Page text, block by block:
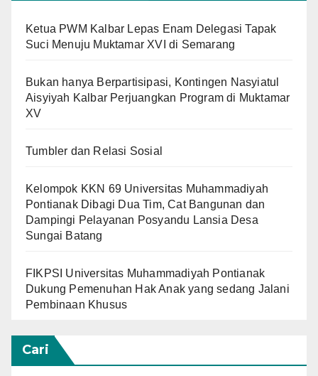
Ketua PWM Kalbar Lepas Enam Delegasi Tapak
Suci Menuju Muktamar XVI di Semarang
Bukan hanya Berpartisipasi, Kontingen Nasyiatul
Aisyiyah Kalbar Perjuangkan Program di Muktamar
XV
Tumbler dan Relasi Sosial
Kelompok KKN 69 Universitas Muhammadiyah
Pontianak Dibagi Dua Tim, Cat Bangunan dan
Dampingi Pelayanan Posyandu Lansia Desa
Sungai Batang
FIKPSI Universitas Muhammadiyah Pontianak
Dukung Pemenuhan Hak Anak yang sedang Jalani
Pembinaan Khusus
Cari